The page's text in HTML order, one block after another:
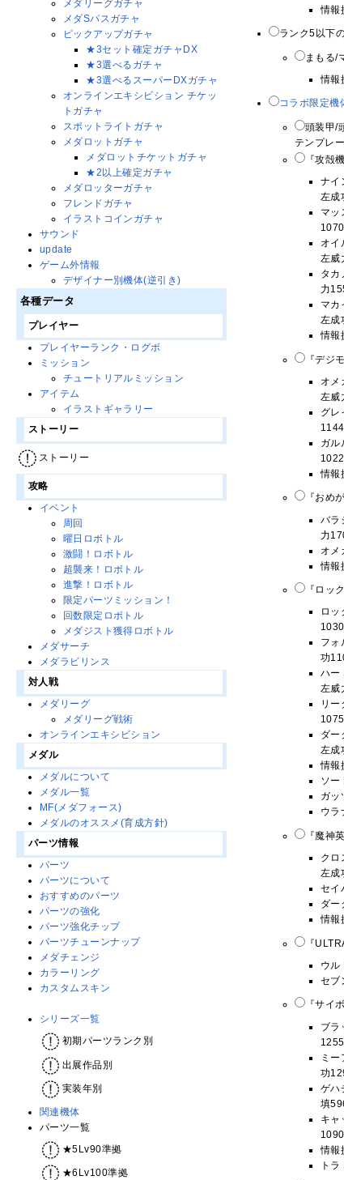
情報
ランク5以下
まもる/
情報
コラボ限定機
頭装甲/
テンプレ
『攻殻
ナイ
左成
マ
オ
左威
タ
力
マ
左成
情報
『デジ
オ
左威
グ
ガ
情報
『おめ
バラ
力
オ
情報
『ロッ
ロ
フ
功
ハー
左威
リ
ダ
左成
情報
ソー
ガ
ウ
『魔神
ク
左成
セイ
ダ
情報
『
ウ
セブ
『サイ
ブ
ミ
功
ゲハ
填
キ
情報
ト
メダリーグガチャ
メダSパスガチャ
ピックアップガチャ
★3セット確定ガチャDX
★3選べるガチャ
★3選べるスーパーDXガチャ
オンラインエキシビション チケッ
トガチャ
スポットライトガチャ
メダロットガチャ
メダロットチケットガチャ
★2以上確定ガチャ
メダロッターガチャ
フレンドガチャ
イラストコインガチャ
サウンド
update
ゲーム外情報
デザイナー別機体(逆引き)
各種データ
プレイヤー
プレイヤーランク・ログボ
ミッション
チュートリアルミッション
アイテム
イラストギャラリー
ストーリー
ストーリー
攻略
イベント
周回
曜日ロボトル
激闘！ロボトル
超襲来！ロボトル
進撃！ロボトル
限定パーツミッション！
回数限定ロボトル
メダジスト獲得ロボトル
メダサーチ
メダラビリンス
対人戦
メダリーグ
メダリーグ戦術
オンラインエキシビション
メダル
メダルについて
メダル一覧
MF(メダフォース)
メダルのオススメ(育成方針)
パーツ情報
パーツ
パーツについて
おすすめのパーツ
パーツの強化
パーツ強化チップ
パーツチューンナップ
メダチェンジ
カラーリング
カスタムスキン
シリーズ一覧
初期パーツランク別
出展作品別
実装年別
関連機体
パーツ一覧
★5Lv90準拠
★6Lv100準拠